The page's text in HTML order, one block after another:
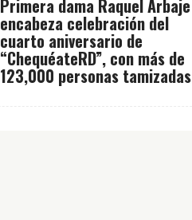
Primera dama Raquel Arbaje
encabeza celebración del
cuarto aniversario de
“ChequéateRD”, con más de
123,000 personas tamizadas